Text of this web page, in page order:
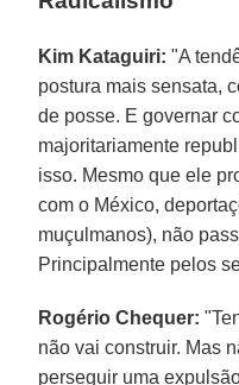
Kim Kataguiri:"A
postura mais sensata,
de posse. E governar
majoritariamente
isso. Mesmo que ele
com o México,
muçulmanos), não
Principalmente pelos
Rogério Chequer:
não vai construir. Mas
perseguir uma